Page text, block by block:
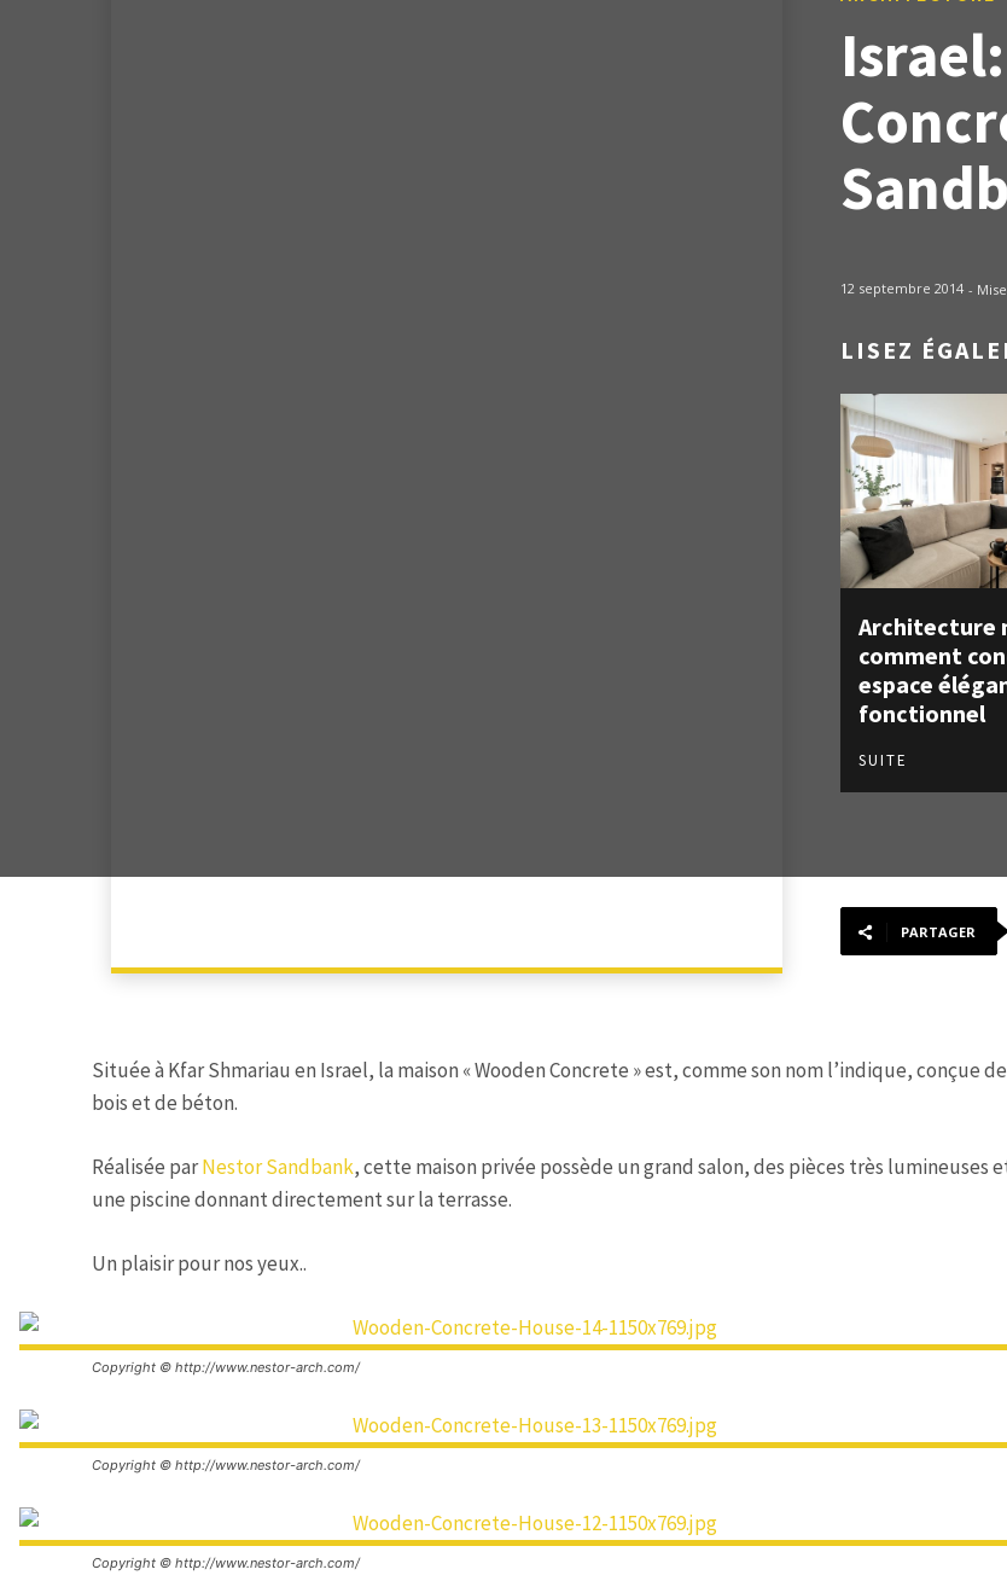
12 septembre 2014 -
LISEZ
Architecture
comment
espace
fonctionnel
SUITE
PARTAGER
Située à Kfar Shmariau en Israel, la maison « Wooden Concrete » est, comme son nom l’indique, conçue de
bois et de béton.
Réalisée parNestor Sandbank, cette maison privée possède un grand salon, des pièces très lumineuses
une piscine donnant directement sur la terrasse.
Un plaisir pour nos yeux..
Copyright © http://www.nestor-arch.com/
Copyright © http://www.nestor-arch.com/
Copyright © http://www.nestor-arch.com/